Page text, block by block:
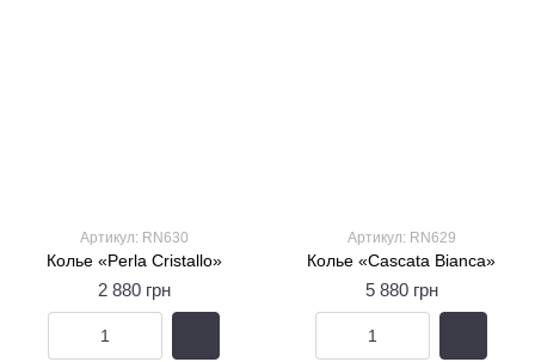
Артикул: RN630
Колье «Perla Cristallo»
2 880 грн
Артикул: RN629
Колье «Cascata Bianca»
5 880 грн